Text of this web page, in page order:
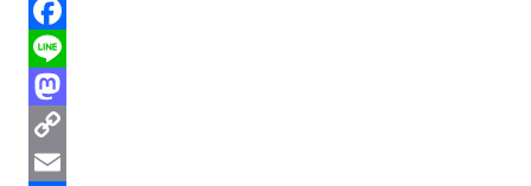
h
r
e
a
d
B
u
e
s
F
a
c
e
L
n
M
aC